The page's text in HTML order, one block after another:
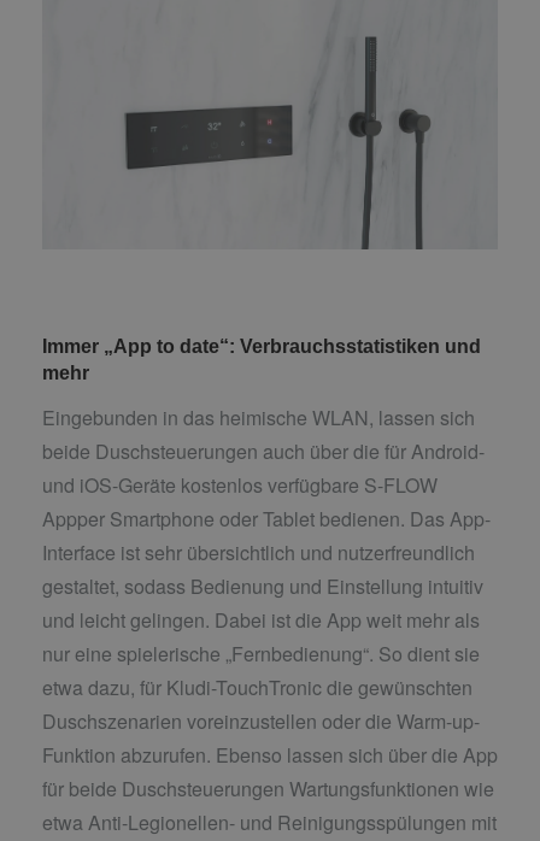
Immer „App to date“: Verbrauchsstatistiken und
mehr
Eingebunden in das heimische WLAN, lassen sich
beide Duschsteuerungen auch über die für Android-
und iOS-Geräte kostenlos verfügbare S-FLOW
Appper Smartphone oder Tablet bedienen. Das App-
Interface ist sehr übersichtlich und nutzerfreundlich
gestaltet, sodass Bedienung und Einstellung intuitiv
und leicht gelingen. Dabei ist die App weit mehr als
nur eine spielerische „Fernbedienung“. So dient sie
etwa dazu, für Kludi-TouchTronic die gewünschten
Duschszenarien voreinzustellen oder die Warm-up-
Funktion abzurufen. Ebenso lassen sich über die App
für beide Duschsteuerungen Wartungsfunktionen wie
etwa Anti-Legionellen- und Reinigungsspülungen mit